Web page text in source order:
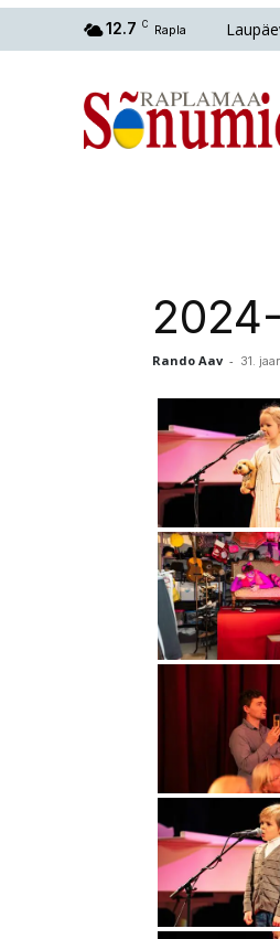
12.7 C Rapla
Rando Aav - 31.